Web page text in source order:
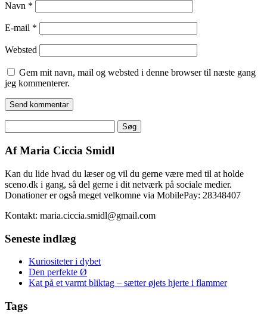
Navn *
E-mail *
Websted
Gem mit navn, mail og websted i denne browser til næste gang
jeg kommenterer.
efter:
Af Maria Ciccia Smidl
Kan du lide hvad du læser og vil du gerne være med til at holde
sceno.dk i gang, så del gerne i dit netværk på sociale medier.
Donationer er også meget velkomne via MobilePay: 28348407
Kontakt: maria.ciccia.smidl@gmail.com
Seneste indlæg
Kuriositeter i dybet
Den perfekte Ø
Kat på et varmt bliktag – sætter øjets hjerte i flammer
Tags